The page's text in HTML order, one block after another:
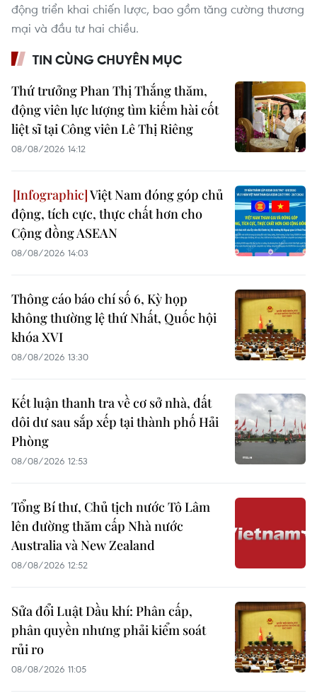
động triển khai chiến lược, bao gồm tăng cường thương
mại và đầu tư hai chiều.
TIN CÙNG CHUYÊN MỤC
Thứ trưởng Phan Thị Thắng thăm,
động viên lực lượng tìm kiếm hài cốt
liệt sĩ tại Công viên Lê Thị Riêng
08/08/2026 14:12
Việt Nam đóng góp chủ
động, tích cực, thực chất hơn cho
Cộng đồng ASEAN
08/08/2026 14:03
Thông cáo báo chí số 6, Kỳ họp
không thường lệ thứ Nhất, Quốc hội
khóa XVI
08/08/2026 13:30
Kết luận thanh tra về cơ sở nhà, đất
dôi dư sau sắp xếp tại thành phố Hải
Phòng
08/08/2026 12:53
Tổng Bí thư, Chủ tịch nước Tô Lâm
lên đường thăm cấp Nhà nước
Australia và New Zealand
08/08/2026 12:52
Sửa đổi Luật Dầu khí: Phân cấp,
phân quyền nhưng phải kiểm soát
rủi ro
08/08/2026 11:05